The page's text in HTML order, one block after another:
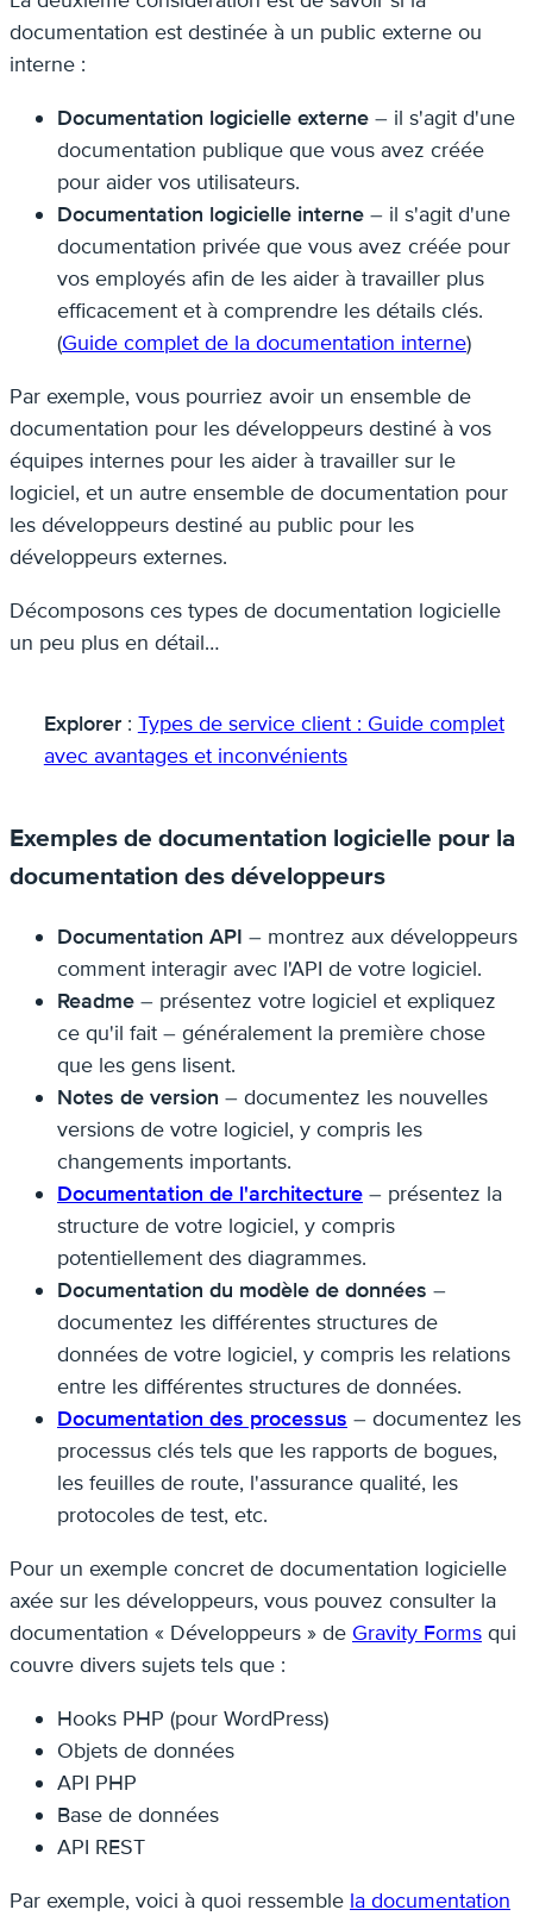
documentation est destinée à un public externe ou
interne :
Documentation logicielle externe – il s'agit d'une
documentation publique que vous avez créée
pour aider vos utilisateurs.
Documentation logicielle interne – il s'agit d'une
documentation privée que vous avez créée pour
vos employés afin de les aider à travailler plus
efficacement et à comprendre les détails clés.
(Guide complet de la documentation interne)
Par exemple, vous pourriez avoir un ensemble de
documentation pour les développeurs destiné à vos
équipes internes pour les aider à travailler sur le
logiciel, et un autre ensemble de documentation pour
les développeurs destiné au public pour les
développeurs externes.
Décomposons ces types de documentation logicielle
un peu plus en détail…
Explorer: Types de service client : Guide complet
avec avantages et inconvénients
Exemples de documentation logicielle pour la
documentation des développeurs
Documentation API – montrez aux développeurs
comment interagir avec l'API de votre logiciel.
Readme – présentez votre logiciel et expliquez
ce qu'il fait – généralement la première chose
que les gens lisent.
Notes de version – documentez les nouvelles
versions de votre logiciel, y compris les
changements importants.
Documentation de l'architecture – présentez la
structure de votre logiciel, y compris
potentiellement des diagrammes.
Documentation du modèle de données –
documentez les différentes structures de
données de votre logiciel, y compris les relations
entre les différentes structures de données.
Documentation des processus – documentez les
processus clés tels que les rapports de bogues,
les feuilles de route, l'assurance qualité, les
protocoles de test, etc.
Pour un exemple concret de documentation logicielle
axée sur les développeurs, vous pouvez consulter la
documentation « Développeurs » de Gravity Forms qui
couvre divers sujets tels que :
Hooks PHP (pour WordPress)
Objets de données
API PHP
Base de données
API REST
Par exemple, voici à quoi ressemble la documentation